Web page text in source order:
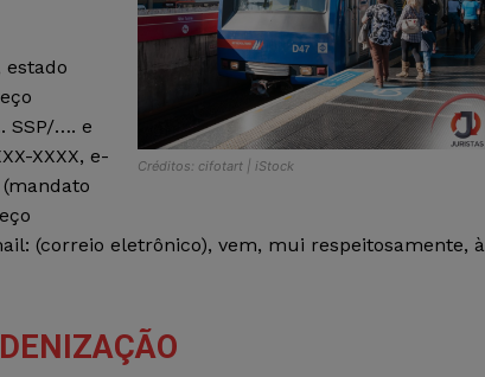
Créditos: cifotart | iStock
SSP/…. e
XXXX, e-
(correio eletrônico), vem, mui respeitosamente, à